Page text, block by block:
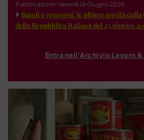
Pubblicazione: venerdì 26 Giugno 2026
Bandi e concorsi: le ultime novità dalla
della Repubblica Italiana del 23 giugno
Entra nell'Archivio Lavoro